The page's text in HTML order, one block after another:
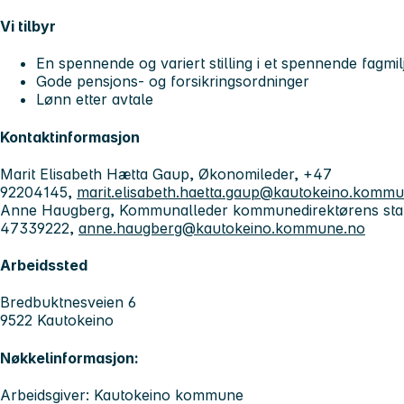
Vi tilbyr
En spennende og variert stilling i et spennende
Gode pensjons- og forsikringsordninger
Lønn etter avtale
Kontaktinformasjon
Marit Elisabeth Hætta Gaup, Økonomileder, +47
92204145,
Anne Haugberg, Kommunalleder kommunedirektørens
47339222, anne.haugberg@kautokeino.kommune.no
Arbeidssted
Bredbuktnesveien 6
9522 Kautokeino
Nøkkelinformasjon:
Arbeidsgiver: Kautokeino kommune